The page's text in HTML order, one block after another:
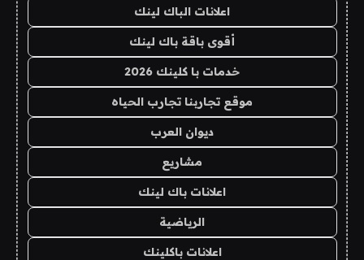
اعلانات الباك لينك
أقوى باقة باك لينك
خدمات با كلينك 2026
موقع تجاربنا تجارب الحياه
ديوان العرب
مشاريع
اعلانات باك لينك
الرياضية
اعلانات باكلينك